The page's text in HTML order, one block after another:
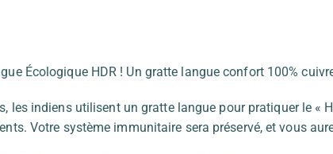
Écologique HDR ! Un gratte langue confort 100%
les indiens utilisent un gratte langue pour pratiquer le
Votre système immunitaire sera préservé, et vous